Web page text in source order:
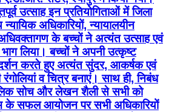
उत्साह इन प्रतियोगिताओं में जिला
अधिकारियों, न्यायालयीन
अधिवक्तागण के बच्चों ने अत्यंत उत्साह एवं
लिया। बच्चों ने अपनी उत्कृष्ट
करते हुए अत्यंत सुंदर, आकर्षक एवं
व चित्र बनाएं। साथ ही, निबंध
सोच और लेखन शैली से सभी को
के सफल आयोजन पर सभी अधिकारियों